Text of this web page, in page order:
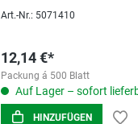
Art.-Nr.: 5071410
12,14 €*
Packung á 500 Blatt
Auf Lager – sofort
HINZUFÜGEN